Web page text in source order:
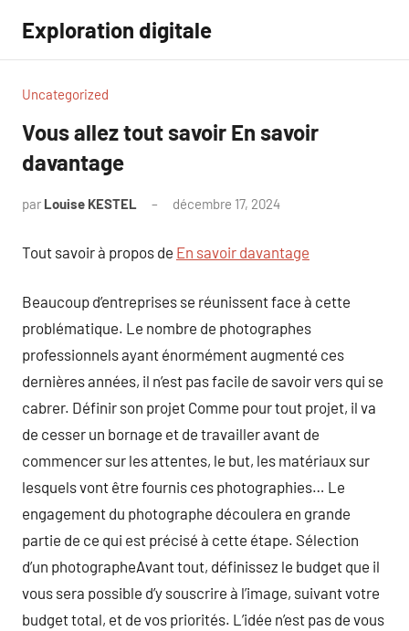
contenu
Exploration digitale
Uncategorized
Vous allez tout savoir En savoir
davantage
par Louise KESTEL décembre 17, 2024
Tout savoir à propos de En savoir davantage
Beaucoup d’entreprises se réunissent face à cette
problématique. Le nombre de photographes
professionnels ayant énormément augmenté ces
dernières années, il n’est pas facile de savoir vers qui se
cabrer. Définir son projet Comme pour tout projet, il va
de cesser un bornage et de travailler avant de
commencer sur les attentes, le but, les matériaux sur
lesquels vont être fournis ces photographies… Le
engagement du photographe découlera en grande
partie de ce qui est précisé à cette étape. Sélection
d’un photographeAvant tout, définissez le budget que il
vous sera possible d’y souscrire à l’image, suivant votre
budget total, et de vos priorités. L’idée n’est pas de vous